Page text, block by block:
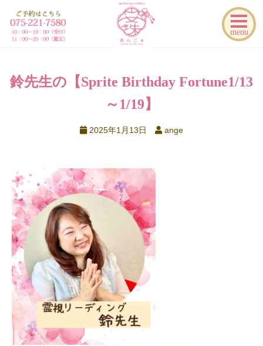
menu
鈴先生の【Sprite Birthday Fortune1/13
～1/19】
2025年1月13日 ange